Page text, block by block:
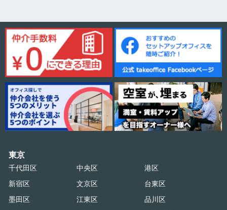
東京
千代田区 中央区
港区
新宿区
文京区
台東区
墨田区
江東区
品川区